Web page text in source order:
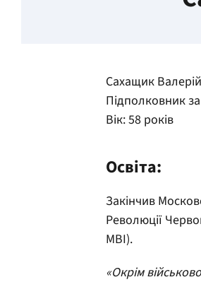
Сахащик
Підполковник
Вік: 58 років
Освіта:
Закінчив
Революції
МВІ).
«Окрім